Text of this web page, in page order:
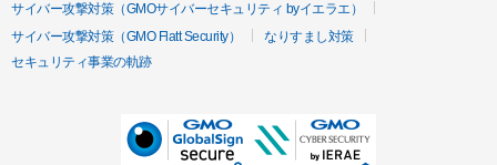
サイバー攻撃対策（GMOサイバーセキュリティ byイエラエ）
サイバー攻撃対策（GMO Flatt Security）
なりすまし対策
セキュリティ事業の軌跡